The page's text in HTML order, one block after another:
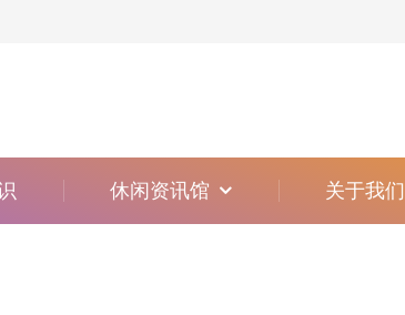
休闲资讯馆 关于我们